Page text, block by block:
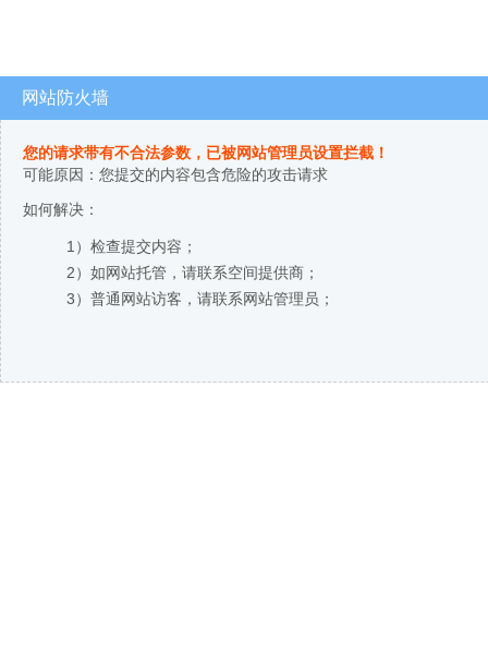
网站防火墙
您的请求带有不合法参数，已被网站管理员设置拦截！
可能原因：您提交的内容包含危险的攻击请求
如何解决：
1）检查提交内容；
2）如网站托管，请联系空间提供商；
3）普通网站访客，请联系网站管理员；